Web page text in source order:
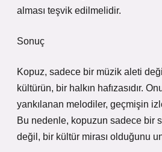
alması teşvik edilmelidir.
Sonuç
Kopuz, sadece bir müzik aleti
kültürün, bir halkın hafızasıdır.
yankılanan melodiler, geçmişin
Bu nedenle, kopuzun sadece bir
değil, bir kültür mirası olduğunu